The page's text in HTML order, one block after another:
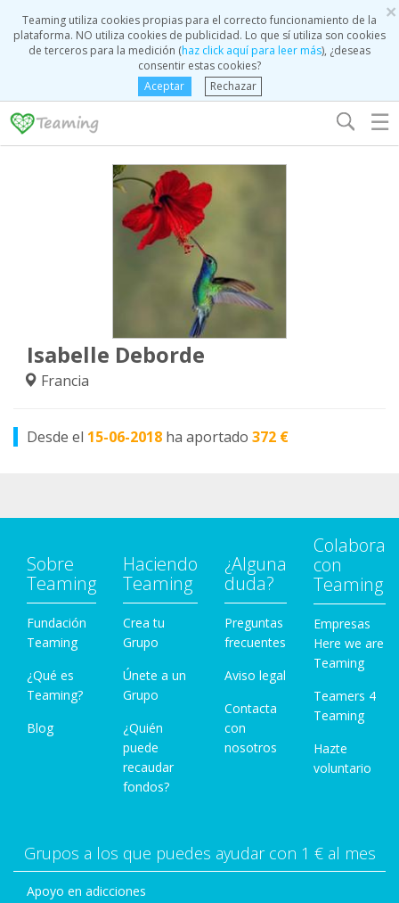
×
Teaming utiliza cookies propias para el correcto funcionamiento de la
plataforma. NO utiliza cookies de publicidad. Lo que sí utiliza son cookies
de terceros para la medición (haz click aquí para leer más), ¿deseas
consentir estas cookies?
Aceptar
Rechazar
☰
Isabelle Deborde
Francia
Desde el 15-06-2018 ha aportado 372 €
Sobre
Teaming
Fundación
Teaming
¿Qué es
Teaming?
Blog
Haciendo
Teaming
Crea tu
Grupo
Únete a un
Grupo
¿Quién
puede
recaudar
fondos?
¿Alguna
duda?
Preguntas
frecuentes
Aviso legal
Contacta
con
nosotros
Colabora
con
Teaming
Empresas
Here we are
Teaming
Teamers 4
Teaming
Hazte
voluntario
Grupos a los que puedes ayudar con 1 € al mes
Apoyo en adicciones